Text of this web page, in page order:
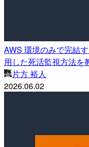
AWS 環境のみで完結
用した死活監視方法を
片方 裕人
2026.06.02